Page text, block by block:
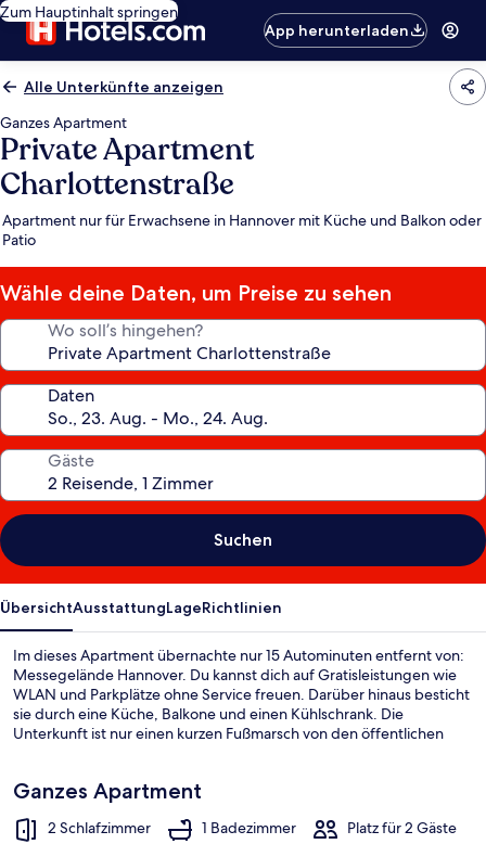
Zum Hauptinhalt springen
App herunterladen
Alle Unterkünfte anzeigen
Ganzes Apartment
Private Apartment
Charlottenstraße
Apartment nur für Erwachsene in Hannover mit Küche und Balkon oder
Patio
Wähle deine Daten, um Preise zu sehen
Wo soll’s hingehen?
Daten
Gäste
Suchen
ÜbersichtAusstattungLageRichtlinien
Im dieses Apartment übernachte nur 15 Autominuten entfernt von:
Messegelände Hannover. Du kannst dich auf Gratisleistungen wie
WLAN und Parkplätze ohne Service freuen. Darüber hinaus besticht
sie durch eine Küche, Balkone und einen Kühlschrank. Die
Unterkunft ist nur einen kurzen Fußmarsch von den öffentlichen
Ganzes Apartment
2 Schlafzimmer 1 Badezimmer Platz für 2 Gäste